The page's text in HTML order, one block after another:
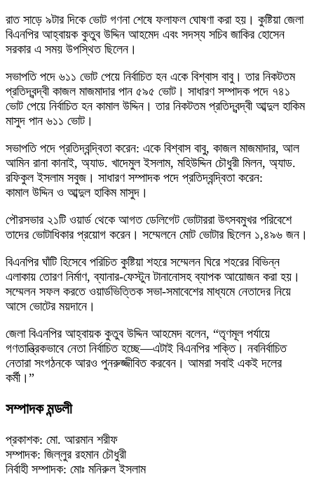
রাত সাড়ে ৯টার দিকে ভোট গণনা শেষে ফলাফল ঘোষণা করা হয়। কুষ্টিয়া জেলা
বিএনপির আহ্বায়ক কুতুব উদ্দিন আহমেদ এবং সদস্য সচিব জাকির হোসেন
সরকার এ সময় উপস্থিত ছিলেন।
সভাপতি পদে ৬১১ ভোট পেয়ে নির্বাচিত হন একে বিশ্বাস বাবু। তার নিকটতম
প্রতিদ্বন্দ্বী কাজল মাজমাদার পান ৫৯৫ ভোট। সাধারণ সম্পাদক পদে ৭৪১
ভোট পেয়ে নির্বাচিত হন কামাল উদ্দিন। তার নিকটতম প্রতিদ্বন্দ্বী আব্দুল হাকিম
মাসুদ পান ৬১১ ভোট।
সভাপতি পদে প্রতিদ্বন্দ্বিতা করেন: একে বিশ্বাস বাবু, কাজল মাজমাদার, আল
আমিন রানা কানাই, অ্যাড. খাদেমুল ইসলাম, মহিউদ্দিন চৌধুরী মিলন, অ্যাড.
রফিকুল ইসলাম সবুজ। সাধারণ সম্পাদক পদে প্রতিদ্বন্দ্বিতা করেন:
কামাল উদ্দিন ও আব্দুল হাকিম মাসুদ।
পৌরসভার ২১টি ওয়ার্ড থেকে আগত ডেলিগেট ভোটাররা উৎসবমুখর পরিবেশে
তাদের ভোটাধিকার প্রয়োগ করেন। সম্মেলনে মোট ভোটার ছিলেন ১,৪৯৬ জন।
বিএনপির ঘাঁটি হিসেবে পরিচিত কুষ্টিয়া শহরে সম্মেলন ঘিরে শহরের বিভিন্ন
এলাকায় তোরণ নির্মাণ, ব্যানার-ফেস্টুন টানানোসহ ব্যাপক আয়োজন করা হয়।
সম্মেলন সফল করতে ওয়ার্ডভিত্তিক সভা-সমাবেশের মাধ্যমে নেতাদের নিয়ে
আসে ভোটের ময়দানে।
জেলা বিএনপির আহ্বায়ক কুতুব উদ্দিন আহমেদ বলেন, “তৃণমূল পর্যায়ে
গণতান্ত্রিকভাবে নেতা নির্বাচিত হচ্ছে—এটাই বিএনপির শক্তি। নবনির্বাচিত
নেতারা সংগঠনকে আরও পুনরুজ্জীবিত করবেন। আমরা সবাই একই দলের
কর্মী।”
সম্পাদক মন্ডলী
প্রকাশক: মো. আরমান শরীফ
সম্পাদক: জিল্লুর রহমান চৌধুরী
নির্বাহী সম্পাদক: মোঃ মনিরুল ইসলাম